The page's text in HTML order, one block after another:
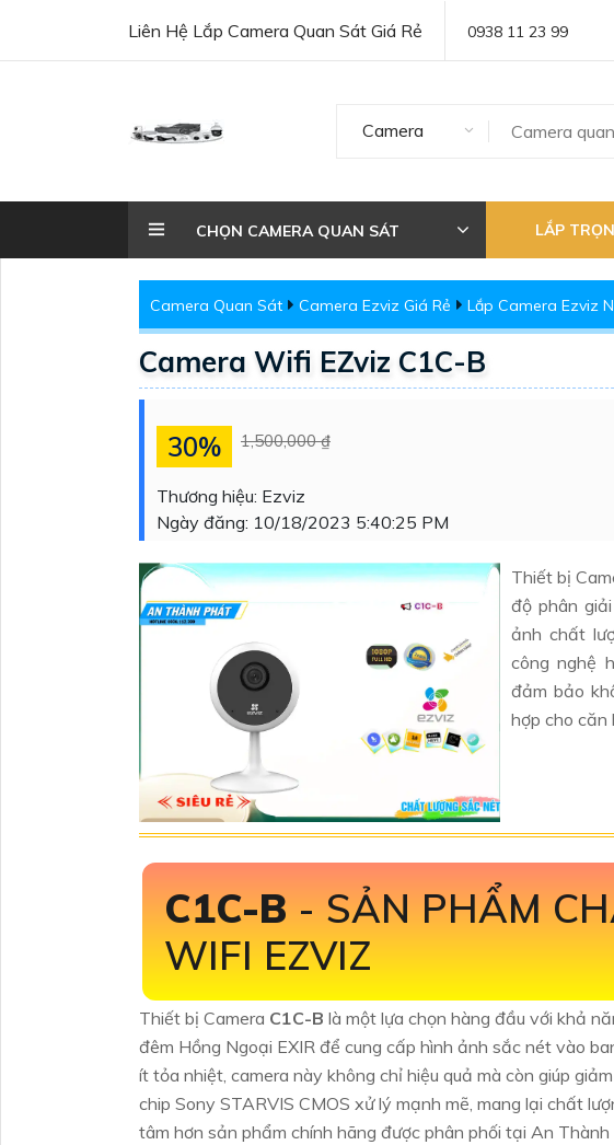
Liên Hệ Lắp Camera Quan Sát Giá Rẻ 0938 11 23 99
Camera
CHỌN CAMERA QUAN SÁT LẮP
Camera Quan Sát Camera Ezviz Giá Rẻ Lắp Camera Ezviz
Camera Wifi EZviz C1C-B
30% 1,500,000 ₫
Thương hiệu: Ezviz
Ngày đăng: 10/18/2023 5:40:25 PM
Thiết bị
độ phân
ảnh chất
công nghệ
đảm bảo
hợp cho căn
C1C-B- SẢN PHẨM
WIFI EZVIZ
Thiết bị Camera C1C-B là một lựa chọn hàng đầu với khả
đêm Hồng Ngoại EXIR để cung cấp hình ảnh sắc nét vào
ít tỏa nhiệt, camera này không chỉ hiệu quả mà còn giúp
chip Sony STARVIS CMOS xử lý mạnh mẽ, mang lại chất
tâm hơn sản phẩm chính hãng được phân phối tại An Thành